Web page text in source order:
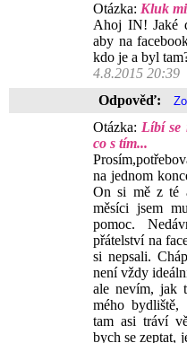
Otázka: Kluk
Ahoj IN! Jaké
aby na
kdo je a byl
4.8.2015 20:39
Odpověď:
Otázka: Líbí se
co s tím...
na jednom
On si mě z té
měsíci jsem
pomoc.
přátelství na
si nepsali.
není vždy
ale nevím, jak
mého
tam asi tráví
bych se zeptat,